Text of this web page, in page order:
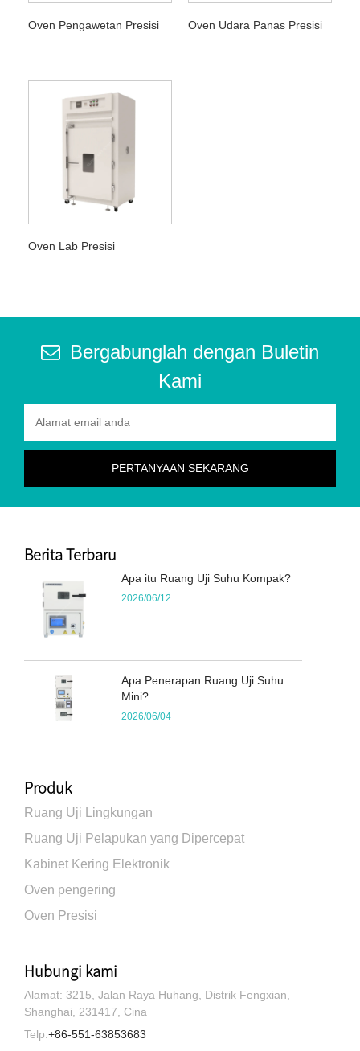
Oven Pengawetan Presisi Oven Udara Panas Presisi
Oven Lab Presisi
Bergabunglah dengan Buletin
Kami
Berita Terbaru
Apa itu Ruang Uji Suhu Kompak?
2026/06/12
Apa Penerapan Ruang Uji Suhu
Mini?
2026/06/04
Produk
Ruang Uji Lingkungan
Ruang Uji Pelapukan yang Dipercepat
Kabinet Kering Elektronik
Oven pengering
Oven Presisi
Hubungi kami
Alamat: 3215, Jalan Raya Huhang, Distrik Fengxian,
Shanghai, 231417, Cina
Telp:+86-551-63853683